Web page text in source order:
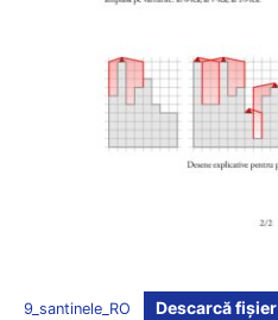
9_santinele_RO Descarcă fișier